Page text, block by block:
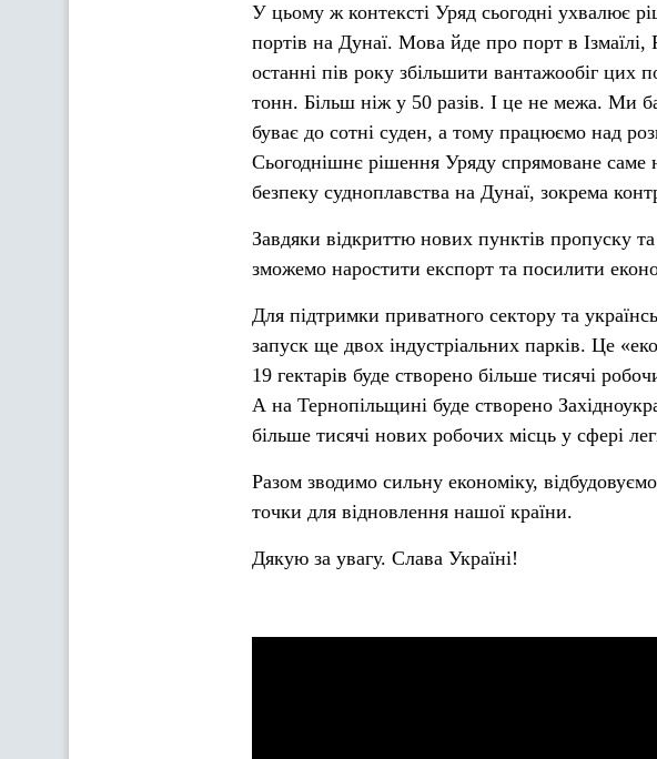
У цьому ж контексті Уряд сьогодні ухвалює
портів на Дунаї. Мова йде про порт в
останні пів року збільшити вантажообіг цих
тонн. Більш ніж у 50 разів. І це не межа. Ми
буває до сотні суден, а тому працюємо над
Сьогоднішнє рішення Уряду спрямоване
безпеку судноплавства на Дунаї, зокрема
Завдяки відкриттю нових пунктів пропуску
зможемо наростити експорт та посилити
Для підтримки приватного сектору та
запуск ще двох індустріальних парків. Це
19 гектарів буде створено більше тисячі
А на Тернопільщині буде створено
більше тисячі нових робочих місць у сфері
Разом зводимо сильну економіку,
точки для відновлення нашої країни.
Дякую за увагу. Слава Україні!